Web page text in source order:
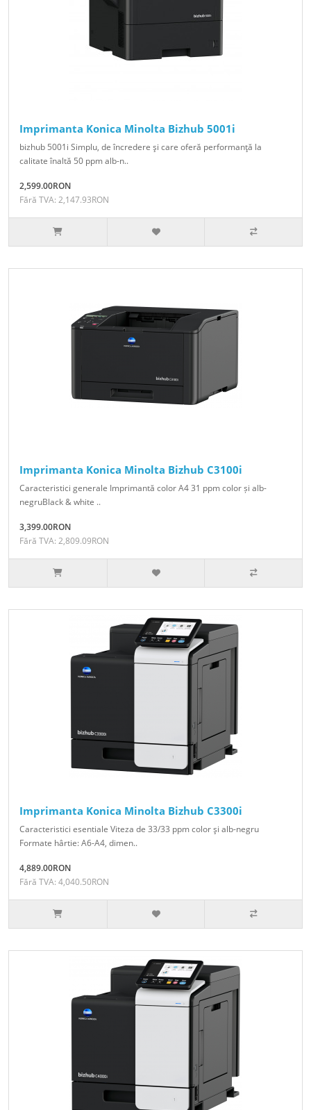
Imprimanta Konica Minolta Bizhub 5001i
bizhub 5001i Simplu, de încredere şi care oferă performanţă la
calitate înaltă 50 ppm alb-n..
2,599.00RON
Fără TVA: 2,147.93RON
Imprimanta Konica Minolta Bizhub C3100i
Caracteristici generale Imprimantă color A4 31 ppm color și alb-
negruBlack & white ..
3,399.00RON
Fără TVA: 2,809.09RON
Imprimanta Konica Minolta Bizhub C3300i
Caracteristici esentiale Viteza de 33/33 ppm color şi alb-negru
Formate hârtie: A6-A4, dimen..
4,889.00RON
Fără TVA: 4,040.50RON